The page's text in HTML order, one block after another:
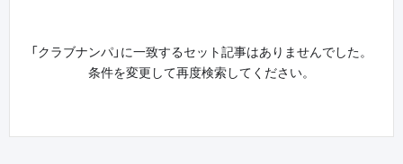
「クラブナンパ」に一致するセット記事はありませんでした。
条件を変更して再度検索してください。